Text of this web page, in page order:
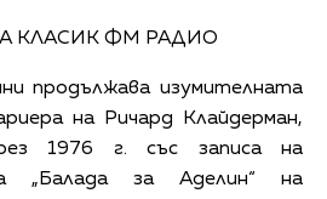
КЛАСИК ФМ РАДИО
продължава изумителната
на Ричард Клайдерман,
1976 г. със записа на
„Балада за Аделин“ на